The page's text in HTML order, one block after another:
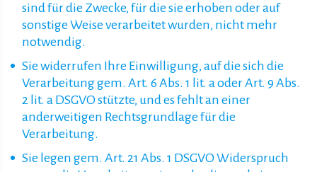
sind für die Zwecke, für die sie erhoben oder auf
sonstige Weise verarbeitet wurden, nicht mehr
notwendig.
Sie widerrufen Ihre Einwilligung, auf die sich die
Verarbeitung gem. Art. 6 Abs. 1 lit. a oder Art. 9 Abs.
2 lit. a DSGVO stützte, und es fehlt an einer
anderweitigen Rechtsgrundlage für die
Verarbeitung.
Sie legen gem. Art. 21 Abs. 1 DSGVO Widerspruch